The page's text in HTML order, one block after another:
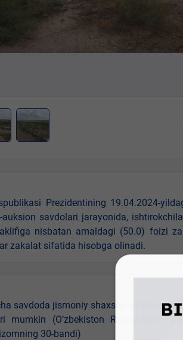
Prezidentining 19.04.2024-
auksion savdolari jarayonida,
nisbatan amaldagi (50.0) foizi
zakalat sifatida hisobga olinadi.
savdoda jismoniy shaxslar ishtirok
mumkin (O‘zbekiston Respublikasi
30-bandi)